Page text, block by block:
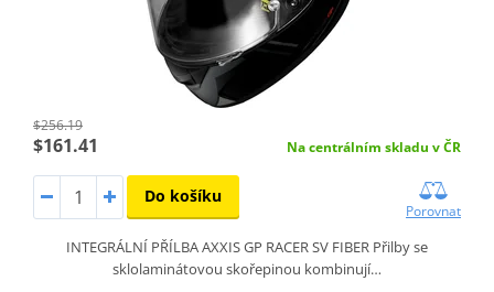
$256.19
$161.41 Na centrálním skladu v ČR
Do košíku
Porovnat
INTEGRÁLNÍ PŘÍLBA AXXIS GP RACER SV FIBER Přilby se
sklolaminátovou skořepinou kombinují…